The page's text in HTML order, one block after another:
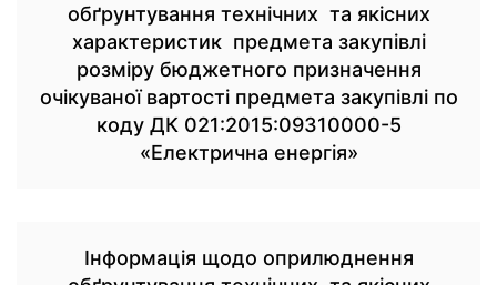
обґрунтування технічних та якісних
характеристик предмета закупівлі
розміру бюджетного призначення
очікуваної вартості предмета закупівлі по
коду ДК 021:2015:09310000-5
«Електрична енергія»
Інформація щодо оприлюднення